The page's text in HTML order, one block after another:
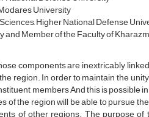
University
Higher National Defense
Member of the Faculty of
components are inextricably
region. In order to maintain the
members And this is possible
of the region will be able to pursue